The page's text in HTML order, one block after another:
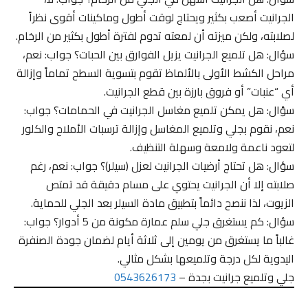
الجرانيت أصعب بكثير ويحتاج لوقت أطول وماكينات أقوى نظراً
لصلابته، ولكن ميزته أن لمعته تدوم لفترة أطول بكثير من الرخام.
سؤال: هل تلميع الجرانيت يزيل الفوارق بين الحبات؟ جواب: نعم،
مراحل الكشط الأولى بالألماظ تقوم بتسوية السطح تماماً وإزالة
أي “عنبات” أو فروق بارزة بين قطع الجرانيت.
سؤال: هل يمكن تلميع مغاسل الجرانيت في الحمامات؟ جواب:
نعم، نقوم بجلي وتلميع المغاسل وإزالة ترسبات الأملاح والكلور
لتعود ناعمة ولامعة وسهلة التنظيف.
سؤال: هل تحتاج أرضيات الجرانيت لعزل (سيلر)؟ جواب: نعم، رغم
صلابته إلا أن الجرانيت يحتوي على مسام دقيقة قد تمتص
الزيوت، لذا ننصح دائماً بتطبيق مادة السيلر بعد الجلي للحماية.
سؤال: كم يستغرق جلي سلم عمارة مكونة من 5 أدوار؟ جواب:
غالباً ما يستغرق من يومين إلى ثلاثة أيام لضمان جودة الصنفرة
اليدوية لكل درجة وتلميعها بشكل مثالي.
جلي وتلميع جرانيت بجدة –0543626173